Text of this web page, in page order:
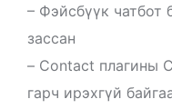
– Фэйсбүүк чатбот
зассан
– Contact плагины
гарч ирэхгүй